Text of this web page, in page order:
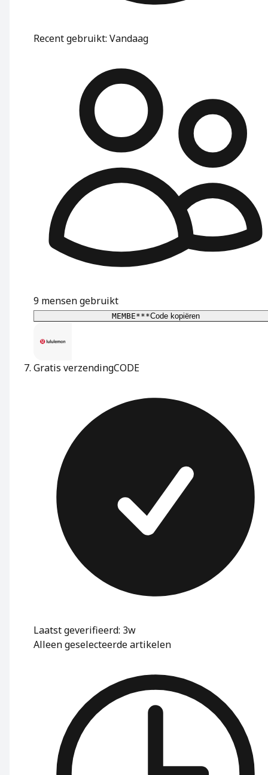
Recent gebruikt: Vandaag
9 mensen gebruikt
MEMBE***Code kopiëren
Gratis verzendingCODE
Laatst geverifieerd: 3w
Alleen geselecteerde artikelen